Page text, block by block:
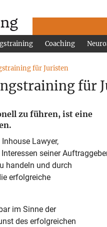
Coaching
für Juristen
für
zu führen, ist eine
Lawyer,
seiner
handeln und durch
erfolgreiche
im Sinne der
des erfolgreichen